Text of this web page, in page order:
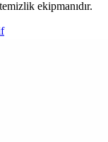
ekipmanıdır.